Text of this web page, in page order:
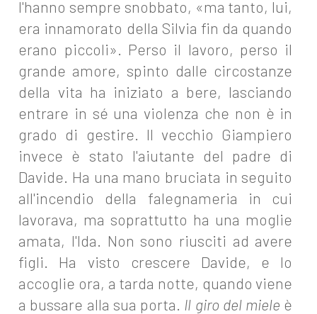
l'hanno sempre snobbato, «ma tanto, lui,
era innamorato della Silvia fin da quando
erano piccoli». Perso il lavoro, perso il
grande amore, spinto dalle circostanze
della vita ha iniziato a bere, lasciando
entrare in sé una violenza che non è in
grado di gestire. Il vecchio Giampiero
invece è stato l'aiutante del padre di
Davide. Ha una mano bruciata in seguito
all'incendio della falegnameria in cui
lavorava, ma soprattutto ha una moglie
amata, l'Ida. Non sono riusciti ad avere
figli. Ha visto crescere Davide, e lo
accoglie ora, a tarda notte, quando viene
a bussare alla sua porta. Il giro del miele è